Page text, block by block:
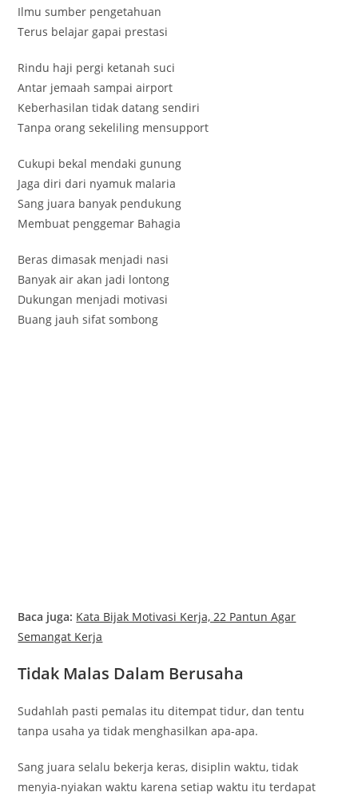
Ilmu sumber pengetahuan
Terus belajar gapai prestasi
Rindu haji pergi ketanah suci
Antar jemaah sampai airport
Keberhasilan tidak datang sendiri
Tanpa orang sekeliling mensupport
Cukupi bekal mendaki gunung
Jaga diri dari nyamuk malaria
Sang juara banyak pendukung
Membuat penggemar Bahagia
Beras dimasak menjadi nasi
Banyak air akan jadi lontong
Dukungan menjadi motivasi
Buang jauh sifat sombong
Baca juga: Kata Bijak Motivasi Kerja, 22 Pantun Agar
Semangat Kerja
Tidak Malas Dalam Berusaha
Sudahlah pasti pemalas itu ditempat tidur, dan tentu
tanpa usaha ya tidak menghasilkan apa-apa.
Sang juara selalu bekerja keras, disiplin waktu, tidak
menyia-nyiakan waktu karena setiap waktu itu terdapat